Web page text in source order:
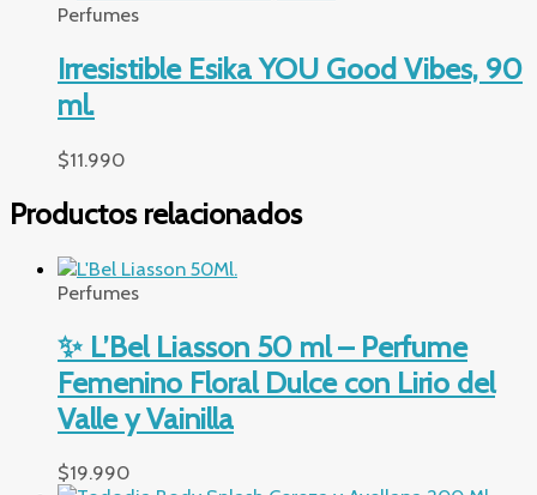
Perfumes
Irresistible Esika YOU Good Vibes, 90
ml.
$11.990
Productos relacionados
Perfumes
✨ L’Bel Liasson 50 ml – Perfume
Femenino Floral Dulce con Lirio del
Valle y Vainilla
$19.990